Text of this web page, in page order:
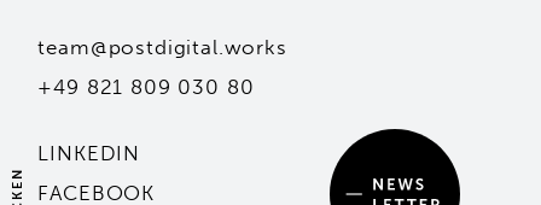
Angebote
Events
team@postdigital.works
+49 821 809 030 80
LINKEDIN
FACEBOOK